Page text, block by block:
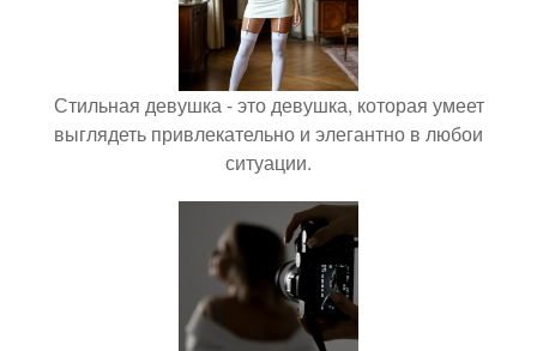
Стильная девушка - это девушка, которая умеет
выглядеть привлекательно и элегантно в любои
ситуации.